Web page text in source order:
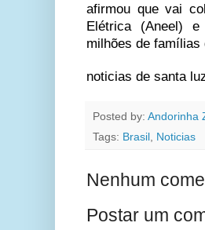
afirmou que vai
Elétrica (Aneel)
milhões de famílias
noticias de santa
Posted by: Andorinha
Tags: Brasil , Noticias
Nenhum
Postar um